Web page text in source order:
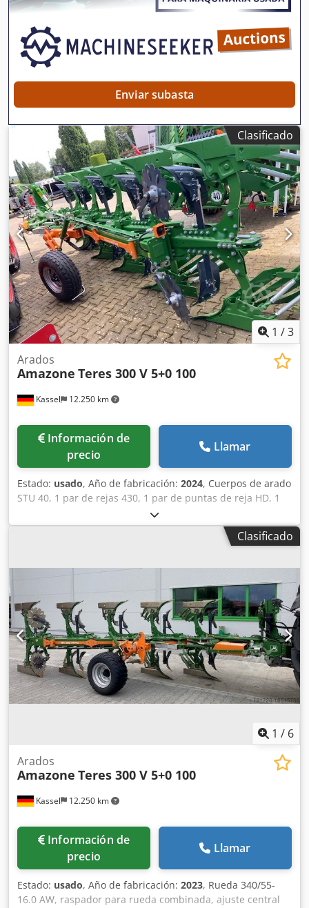
Enviar subasta
Clasificado
1 /3
Kassel 12.250 km
Arados
Amazone Teres 300 V 5+0 100
Información de
precio
Llamar
Estado: usado, Año de fabricación: 2024, Cuerpos de arado
STU 40, 1 par de rejas 430, 1 par de puntas de reja HD, 1
par / vástago de abridor previo para altura de bastidor 80
para protección hidráulica contra sobrecarga, abridor
previo M2, 1 par / soportes para discos cortadores, disco
montaje de cuerpo con Cedpfxjt A Udye Aqverf
Clasificado
1 / 6
Kassel 12.250 km
Arados
Amazone Teres 300 V 5+0 100
Información de
precio
Llamar
Estado: usado, Año de fabricación: 2023, Rueda 340/55-
16.0 AW, raspador para rueda combinada, ajuste central